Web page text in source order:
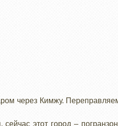
через Кимжу.
этот город –